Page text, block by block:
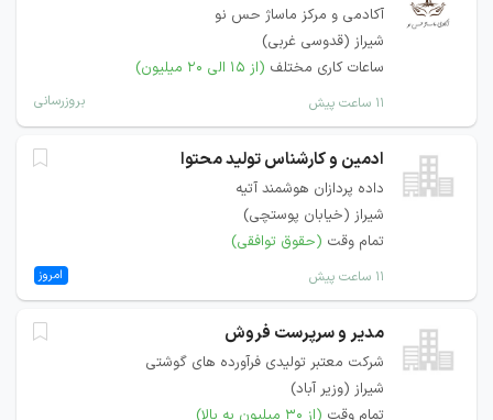
آکادمی و مرکز ماساژ حس نو
شیراز (قدوسی غربی)
ساعات کاری مختلف (از ۱۵ الی ۲۰ میلیون)
۱۱ ساعت پیش بروزرسانی
ادمین و کارشناس تولید محتوا
داده پردازان هوشمند آتیه
شیراز (خیابان پوستچی)
تمام وقت (حقوق توافقی)
۱۱ ساعت پیش امروز
مدیر و سرپرست فروش
شرکت معتبر تولیدی فرآورده های گوشتی
شیراز (وزیر آباد)
تمام وقت (از ۳۰ میلیون به بالا)